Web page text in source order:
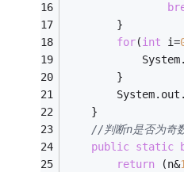
        }
for(int i=
        }
    }
//判断n是否为奇
public static
return (n&